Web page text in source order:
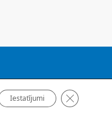
Iestatījumi Close